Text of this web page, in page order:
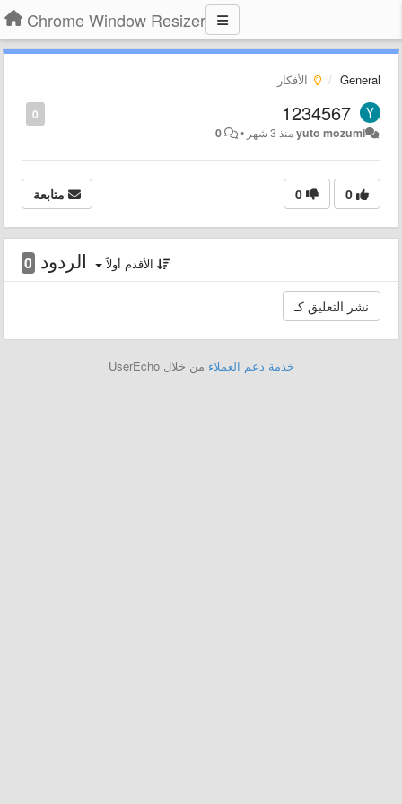
Chrome Window Resizer
General الأفكار
0 1234567
yuto mozumiمنذ 3 شهر •
0
0
0 متابعة
الردود 0 الأقدم أولاً
خدمة دعم العملاء من خلال UserEcho